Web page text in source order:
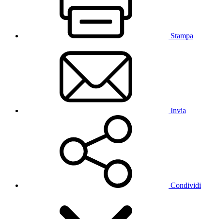
Stampa
Invia
Condividi